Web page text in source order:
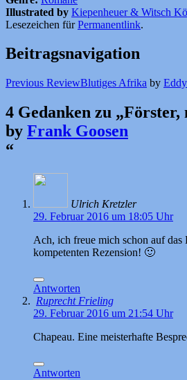
Illustrated by Kiepenheuer & Witsch
Lesezeichen fürPermanentlink.
Beitragsnavigation
Previous ReviewBlutiges Afrika by
4 Gedanken zu „Förster,
by Frank Goosen
“
Ulrich Kretzler
29. Februar 2016 um 18:05 Uhr
Ach, ich freue mich schon auf das
kompetenten Rezension! 🙂
Antworten
Ruprecht Frieling
29. Februar 2016 um 21:54 Uhr
Chapeau. Eine meisterhafte
Antworten